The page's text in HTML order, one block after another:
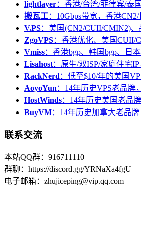
lightlayer：香港/台湾/菲律宾/泰
搬瓦工：10Gbps带宽，香港
V.PS：美国(CN2/CUII/CMIN2)
ZgoVPS：香港优化、美国CUII/
Vmiss：香港bgp、韩国bgp、日
Lisahost：原生/双ISP/家庭住宅
RackNerd ：低至$10/年的美国
AoyoYun ：14年历史VPS老品牌
HostWinds：14年历史美国老品
BuyVM：14年历史加拿大老品
联系交流
本站QQ群：916711110
群聊：https://discord.gg/YRNaXa4fgU
电子邮箱：zhujiceping@vip.qq.com